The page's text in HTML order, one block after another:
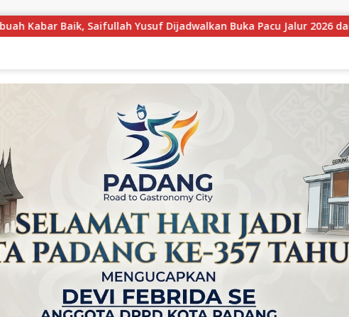
Buka Pacu Jalur 2026 dan Resmikan Sekolah Rakyat di Kuansing